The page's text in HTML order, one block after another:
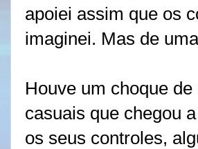
apoiei assim que os
imaginei. Mas de
Houve um choque
casuais que chegou
os seus controles,